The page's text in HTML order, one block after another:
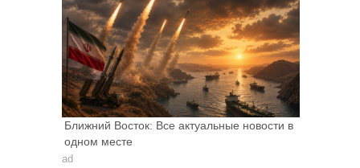
Ближний Восток: Все актуальные новости в
одном месте
ad